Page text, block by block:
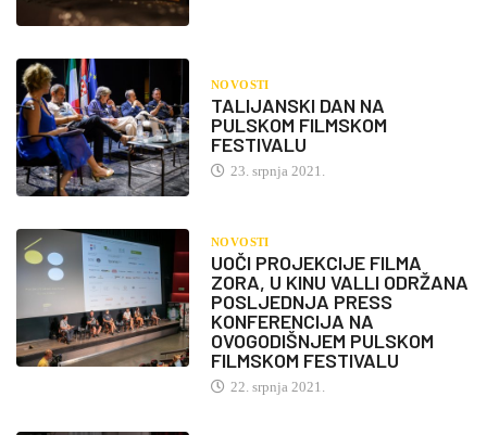
NOVOSTI
TALIJANSKI DAN NA
PULSKOM FILMSKOM
FESTIVALU
23. srpnja 2021.
NOVOSTI
UOČI PROJEKCIJE FILMA
ZORA, U KINU VALLI ODRŽANA
POSLJEDNJA PRESS
KONFERENCIJA NA
OVOGODIŠNJEM PULSKOM
FILMSKOM FESTIVALU
22. srpnja 2021.